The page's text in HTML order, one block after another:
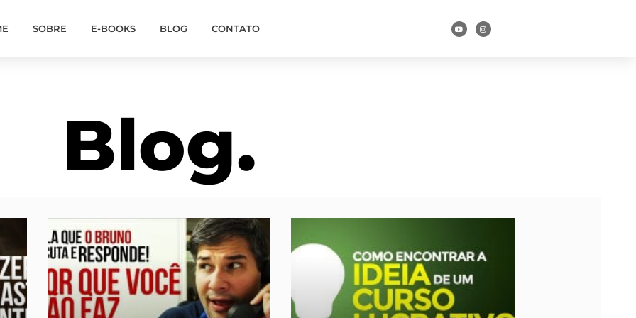
SOBRE E-BOOKS BLOG CONTATO
Blog.